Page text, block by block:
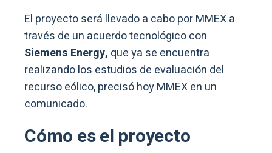
El proyecto será llevado a cabo por MMEX a
través de un acuerdo tecnológico con
Siemens Energy, que ya se encuentra
realizando los estudios de evaluación del
recurso eólico, precisó hoy MMEX en un
comunicado.
Cómo es el proyecto